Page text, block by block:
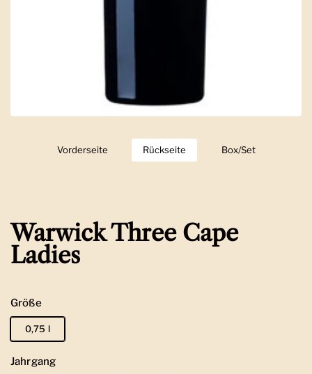
Zeige Folie 1
Vorderseite Zeige Folie 2
Rückseite Zeige Folie 3
Box/Set
Warwick Three Cape
Ladies
Größe
0,75 l
Jahrgang